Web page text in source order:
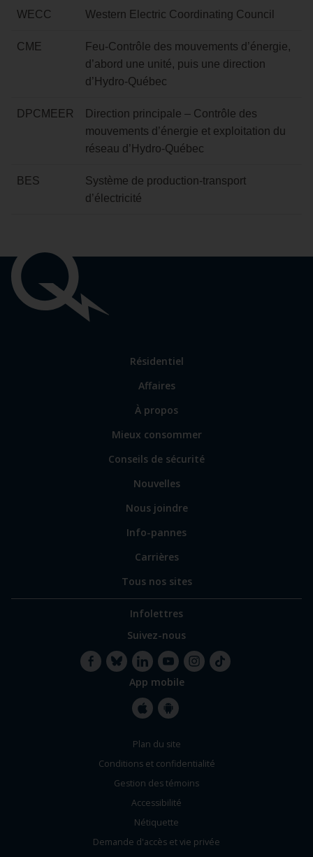
WECC Western Electric Coordinating Council
CME
Feu-Contrôle des mouvements d’énergie,
d’abord une unité, puis une direction
d’Hydro-Québec
DPCMEER
Direction principale – Contrôle des
mouvements d’énergie et exploitation du
réseau d’Hydro-Québec
BES
Système de production-transport
d’électricité
importants
Lien
les
principales
Résidentiel
Affaires
Lien
certains
sites
À propos
Mieux consommer
Conseils de sécurité
Nouvelles
Nous joindre
Info-pannes
Carrières
Tous nos sites
Infolettres
Suivez-nous
BlueskyLinkedInYouTube
App mobile
StoreStore
Plan du site
Conditions et confidentialité
Gestion des témoins
Accessibilité
Nétiquette
Demande d'accès et vie privée